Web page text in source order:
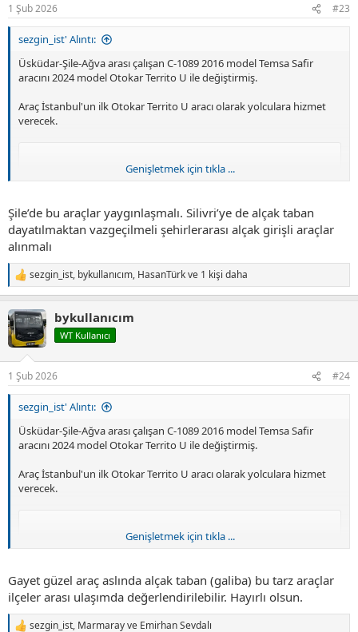
:
1 Şub 2026 #23
sezgin_ist' Alıntı:
Üsküdar-Şile-Ağva arası çalışan C-1089 2016 model Temsa Safir
aracını 2024 model Otokar Territo U ile değiştirmiş.
Araç İstanbul'un ilk Otokar Territo U aracı olarak yolculara hizmet
verecek.
Genişletmek için tıkla ...
Şile’de bu araçlar yaygınlaşmalı. Silivri’ye de alçak taban
dayatılmaktan vazgeçilmeli şehirlerarası alçak girişli araçlar
alınmalı
T
e
k
i
l
r
:
sezgin_ist, bykullanıcım, HasanTürkve 1 kişi daha
bykullanıcım
WT Kullanıcı
1 Şub 2026 #24
sezgin_ist' Alıntı:
Üsküdar-Şile-Ağva arası çalışan C-1089 2016 model Temsa Safir
aracını 2024 model Otokar Territo U ile değiştirmiş.
Araç İstanbul'un ilk Otokar Territo U aracı olarak yolculara hizmet
verecek.
Genişletmek için tıkla ...
Gayet güzel araç aslında alçak taban (galiba) bu tarz araçlar
ilçeler arası ulaşımda değerlendirilebilir. Hayırlı olsun.
sezgin_ist, Marmarayve Emirhan Sevdalı